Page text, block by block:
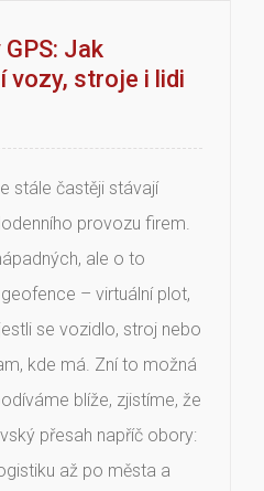
Jak
vozy, stroje i lidi
stále častěji stávají
provozu firem.
ale o to
– virtuální plot,
se vozidlo, stroj nebo
kde má. Zní to možná
blíže, zjistíme, že
přesah napříč obory:
až po města a